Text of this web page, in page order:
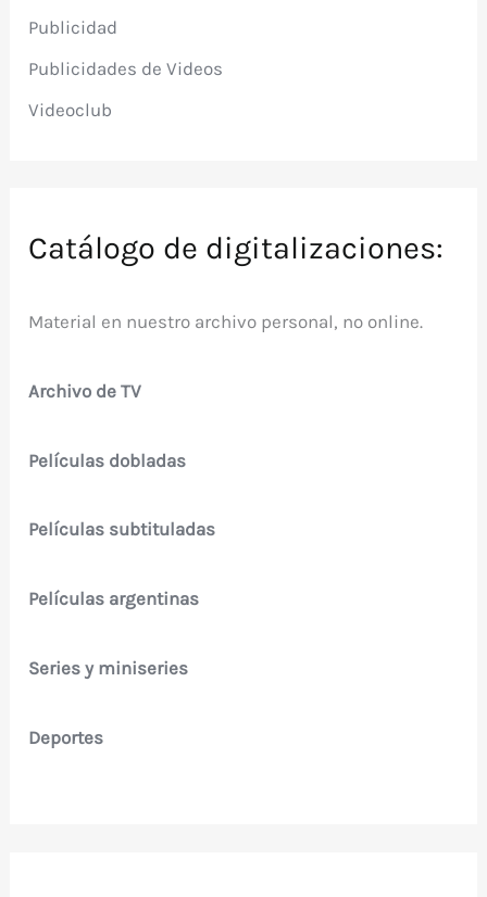
Publicidad
Publicidades de Videos
Videoclub
Catálogo de digitalizaciones:
Material en nuestro archivo personal, no online.
Archivo de TV
Películas dobladas
Películas subtituladas
Películas argentinas
Series y miniseries
Deportes